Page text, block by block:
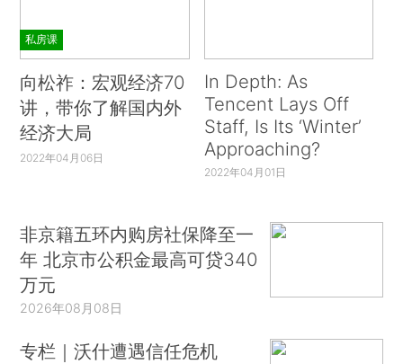
私房课
向松祚：宏观经济70
讲，带你了解国内外
经济大局
2022年04月06日
In Depth: As
Tencent Lays Off
Staff, Is Its ‘Winter’
Approaching?
2022年04月01日
非京籍五环内购房社保降至一
年 北京市公积金最高可贷340
万元
2026年08月08日
专栏｜沃什遭遇信任危机